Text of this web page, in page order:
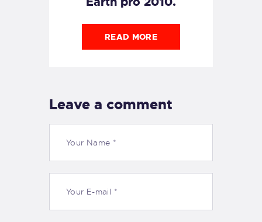
READ MORE
Leave a comment